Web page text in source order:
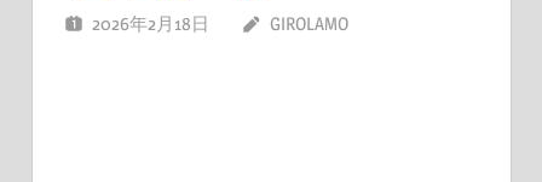
2026年2月18日 GIROLAMO